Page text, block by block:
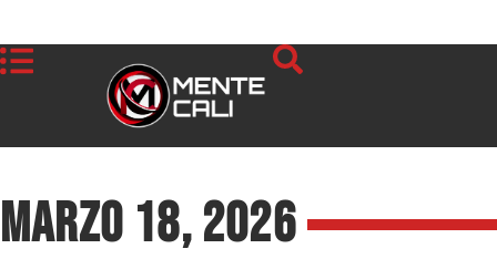
marzo 18, 2026